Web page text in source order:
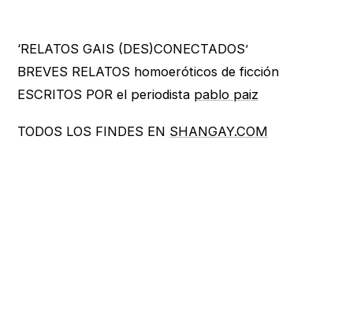
‘RELATOS GAIS (DES)CONECTADOS’
BREVES RELATOS homoeróticos de ficción
ESCRITOS POR el periodista pablo paiz
TODOS LOS FINDES EN SHANGAY.COM